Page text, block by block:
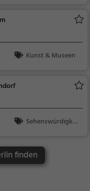
Kunst & Museen
Sehenswürdigkei
finden